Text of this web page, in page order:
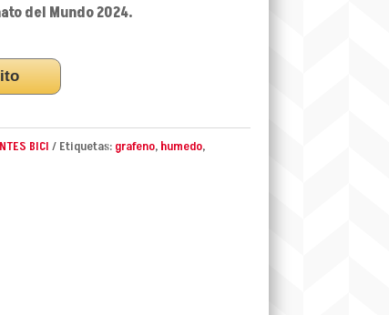
del Mundo 2024.
BICI Etiquetas: grafeno, humedo,